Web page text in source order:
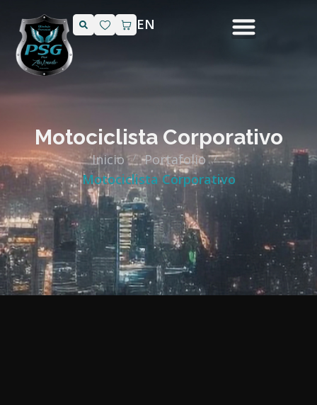
EN
Motociclista Corporativo
Inicio
Portafolio
Motociclista Corporativo